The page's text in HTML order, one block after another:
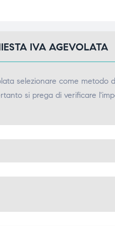
IVA AGEVOLATA
selezionare come
si prega di verificare